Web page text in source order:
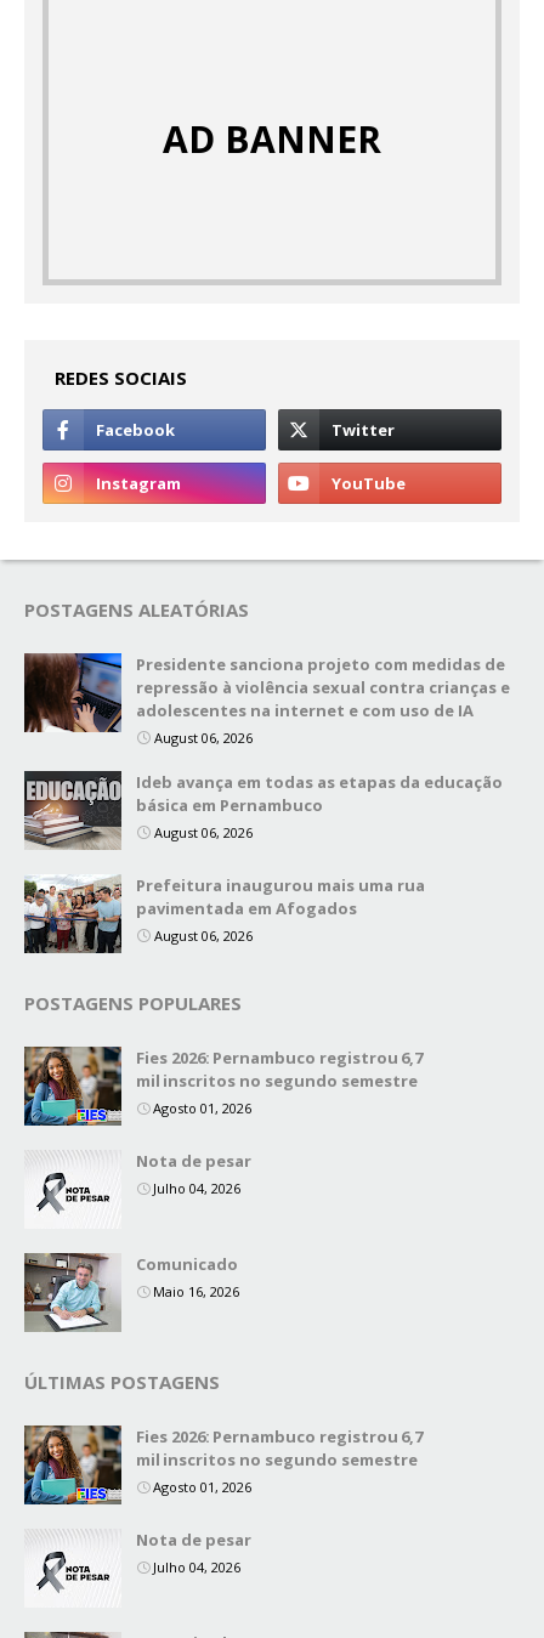
AD BANNER
REDES SOCIAIS
POSTAGENS ALEATÓRIAS
Presidente sanciona projeto com medidas de
repressão à violência sexual contra crianças e
adolescentes na internet e com uso de IA
August 06, 2026
Ideb avança em todas as etapas da educação
básica em Pernambuco
August 06, 2026
Prefeitura inaugurou mais uma rua
pavimentada em Afogados
August 06, 2026
POSTAGENS POPULARES
Fies 2026: Pernambuco registrou 6,7
mil inscritos no segundo semestre
Agosto 01, 2026
Nota de pesar
Julho 04, 2026
Comunicado
Maio 16, 2026
ÚLTIMAS POSTAGENS
Fies 2026: Pernambuco registrou 6,7
mil inscritos no segundo semestre
Agosto 01, 2026
Nota de pesar
Julho 04, 2026